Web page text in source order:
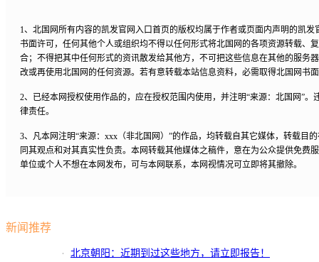
1、北国网所有内容的凯发官网入口首页的版权均属于作者或页面内声明的凯
书面许可，任何其他个人或组织均不得以任何形式将北国网的各项资源转载、
合；不得把其中任何形式的资讯散发给其他方，不可把这些信息在其他的服务
改或再使用北国网的任何资源。若有意转载本站信息资料，必需取得北国网书
2、已经本网授权使用作品的，应在授权范围内使用，并注明“来源：北国网”
律责任。
3、凡本网注明“来源：xxx（非北国网）”的作品，均转载自其它媒体，转载目
同其观点和对其真实性负责。本网转载其他媒体之稿件，意在为公众提供免费
单位或个人不想在本网发布，可与本网联系，本网视情况可立即将其撤除。
新闻推荐
北京朝阳：近期到过这些地方，请立即报告！